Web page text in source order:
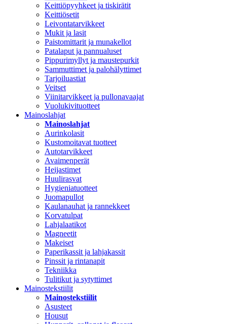
Keittiöpyyhkeet ja tiskirätit
Keittiösetit
Leivontatarvikkeet
Mukit ja lasit
Paistomittarit ja munakellot
Patalaput ja pannualuset
Pippurimyllyt ja maustepurkit
Sammuttimet ja palohälyttimet
Tarjoiluastiat
Veitset
Viinitarvikkeet ja pullonavaajat
Vuolukivituotteet
Mainoslahjat
Mainoslahjat
Aurinkolasit
Kustomoitavat tuotteet
Autotarvikkeet
Avaimenperät
Heijastimet
Huulirasvat
Hygieniatuotteet
Juomapullot
Kaulanauhat ja rannekkeet
Korvatulpat
Lahjalaatikot
Magneetit
Makeiset
Paperikassit ja lahjakassit
Pinssit ja rintanapit
Tekniikka
Tulitikut ja sytyttimet
Mainostekstiilit
Mainostekstiilit
Asusteet
Housut